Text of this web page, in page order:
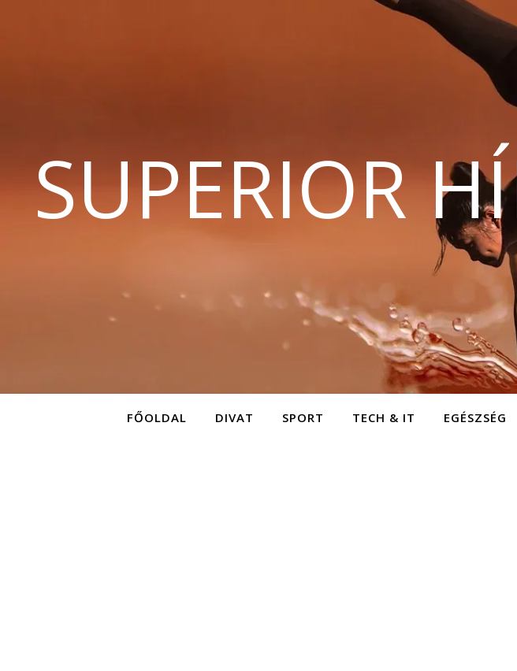
SUPERIOR
FŐOLDAL DIVAT SPORT TECH & IT EGÉSZSÉG